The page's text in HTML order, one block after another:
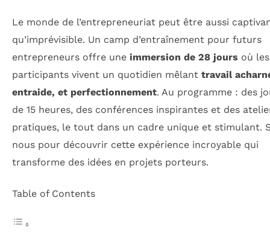
Le monde de l’entrepreneuriat peut être aussi
qu’imprévisible. Un camp d’entraînement pour futurs
entrepreneurs offre une immersion de 28 jours où les
participants vivent un quotidien mêlant travail
entraide, et perfectionnement. Au programme : des
de 15 heures, des conférences inspirantes et des
pratiques, le tout dans un cadre unique et stimulant.
nous pour découvrir cette expérience incroyable qui
transforme des idées en projets porteurs.
Table of Contents